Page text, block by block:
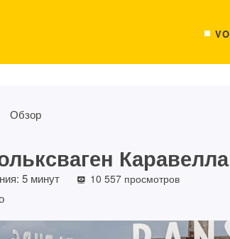
Обзор
Каравелла
5 минут 10 557 просмотров